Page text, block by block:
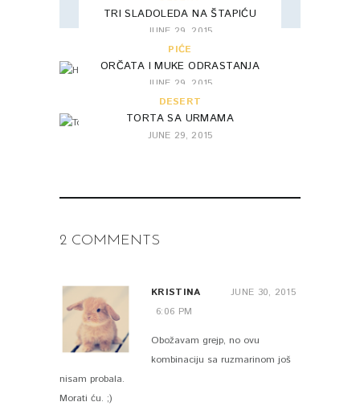
TRI SLADOLEDA NA ŠTAPIĆU
JUNE 29, 2015
PIĆE
ORČATA I MUKE ODRASTANJA
JUNE 29, 2015
DESERT
TORTA SA URMAMA
JUNE 29, 2015
2 COMMENTS
KRISTINA
JUNE 30, 2015
6:06 PM
Obožavam grejp, no ovu
kombinaciju sa ruzmarinom još
nisam probala.
Morati ću. ;)